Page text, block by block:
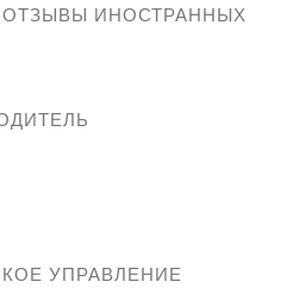
ИНОСТРАННЫХ
УПРАВЛЕНИЕ